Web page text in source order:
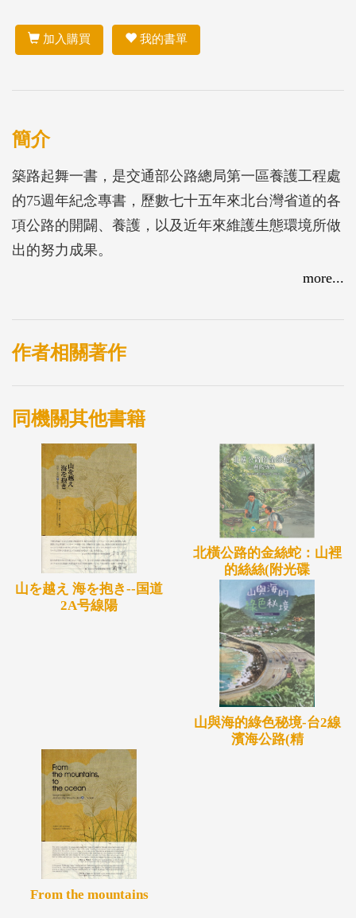
加入購買 我的書單
簡介
築路起舞一書，是交通部公路總局第一區養護工程處
的75週年紀念專書，歷數七十五年來北台灣省道的各
項公路的開闢、養護，以及近年來維護生態環境所做
出的努力成果。
more...
作者相關著作
同機關其他書籍
山を越え 海を抱き--国道
2A号線陽
北橫公路的金絲蛇：山裡
的絲絲(附光碟
山與海的綠色秘境-台2線
濱海公路(精
From the mountains